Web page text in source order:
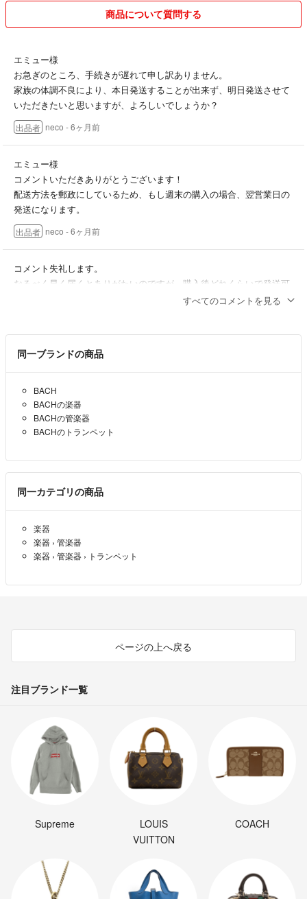
商品について質問する
エミュー様
お急ぎのところ、手続きが遅れて申し訳ありません。
家族の体調不良により、本日発送することが出来ず、明日発送させて
いただきたいと思いますが、よろしいでしょうか？
出品者 neco - 6ヶ月前
エミュー様
コメントいただきありがとうございます！
配送方法を郵政にしているため、もし週末の購入の場合、翌営業日の
発送になります。
出品者 neco - 6ヶ月前
コメント失礼します。
なるべく早く届くとありがたいのですが、購入後どれくらいで発送可
すべてのコメントを見る
同一ブランドの商品
BACH
BACHの楽器
BACHの管楽器
BACHのトランペット
同一カテゴリの商品
楽器
楽器 › 管楽器
楽器 › 管楽器 › トランペット
ページの上へ戻る
注目ブランド一覧
Supreme
LOUIS
VUITTON
COACH